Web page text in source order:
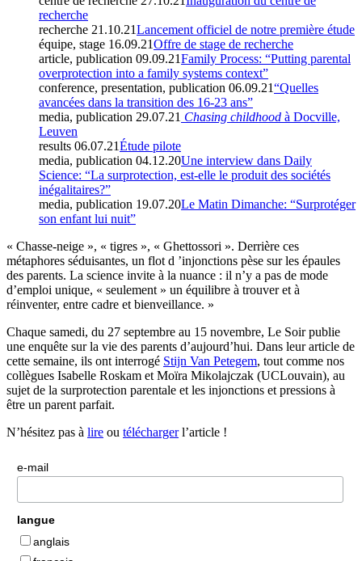
recherche
recherche 21.10.21Lancement officiel de notre première étude
équipe, stage 16.09.21Offre de stage de recherche
article, publication 09.09.21Family Process: “Putting parental
overprotection into a family systems context”
conference, presentation, publication 06.09.21“Quelles
avancées dans la transition des 16-23 ans”
media, publication 29.07.21 Chasing childhood à Docville,
Leuven
results 06.07.21Étude pilote
media, publication 04.12.20Une interview dans Daily
Science: “La surprotection, est-elle le produit des sociétés
inégalitaires?”
media, publication 19.07.20Le Matin Dimanche: “Surprotéger
son enfant lui nuit”
« Chasse-neige », « tigres », « Ghettossori ». Derrière ces
métaphores séduisantes, un flot d ’injonctions pèse sur les épaules
des parents. La science invite à la nuance : il n’y a pas de mode
d’emploi unique, « seulement » un équilibre à trouver et à
réinventer, entre cadre et bienveillance. »
Chaque samedi, du 27 septembre au 15 novembre, Le Soir publie
une enquête sur la vie des parents d’aujourd’hui. Dans leur article de
cette semaine, ils ont interrogé Stijn Van Petegem, tout comme nos
collègues Isabelle Roskam et Moïra Mikolajczak (UCLouvain), au
sujet de la surprotection parentale et les injonctions et pressions à
être un parent parfait.
N’hésitez pas à lire ou téléchargerl’article !
e-mail
langue
anglais